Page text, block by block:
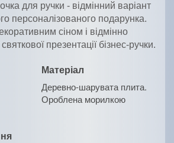
для ручки - відмінний варіант
персоналізованого подарунка.
сіном і відмінно
презентації бізнес-ручки.
Матеріал
Деревно-шарувата плита.
Ороблена морилкою